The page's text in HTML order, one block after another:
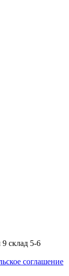
склад 5-6
соглашение